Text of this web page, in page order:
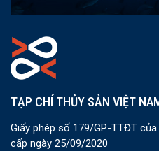
TẠP CHÍ THỦY SẢN VIỆT
Giấy phép số 179/GP-TTĐT
cấp ngày 25/09/2020